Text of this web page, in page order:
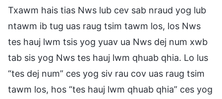
Txawm hais tias Nws lub cev sab nraud yog lub
ntawm ib tug uas raug tsim tawm los, los Nws
tes hauj lwm tsis yog yuav ua Nws dej num xwb
tab sis yog Nws tes hauj lwm qhuab qhia. Lo lus
“tes dej num” ces yog siv rau cov uas raug tsim
tawm los, hos “tes hauj lwm qhuab qhia” ces yog